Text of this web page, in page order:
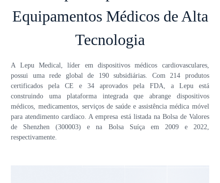
Equipamentos Médicos de Alta
Tecnologia
A Lepu Medical, líder em dispositivos médicos cardiovasculares,
possui uma rede global de 190 subsidiárias. Com 214 produtos
certificados pela CE e 34 aprovados pela FDA, a Lepu está
construindo uma plataforma integrada que abrange dispositivos
médicos, medicamentos, serviços de saúde e assistência médica móvel
para atendimento cardíaco. A empresa está listada na Bolsa de Valores
de Shenzhen (300003) e na Bolsa Suíça em 2009 e 2022,
respectivamente.